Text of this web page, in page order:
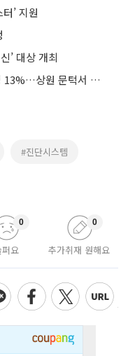
’ 지원
’ 대상 개최
美 클래리티 법안 연내 통과 가능성 13%…상원 문턱서 제동
#진단시스템
요
0
추가취재 원해요
0